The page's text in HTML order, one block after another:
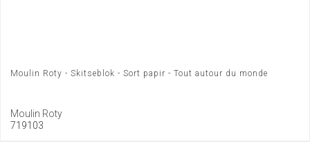
Moulin Roty - Skitseblok - Sort papir - Tout autour du monde
Moulin Roty
719103